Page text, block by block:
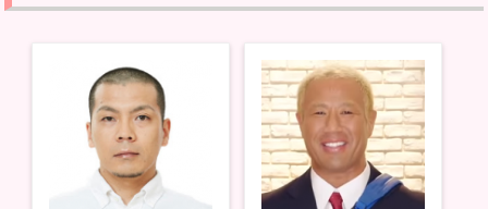
i で
る
に
ク
リ
ッ
ク
し
て
く
だ
o
で
共
有
(
新
し
い
ウ
ィ